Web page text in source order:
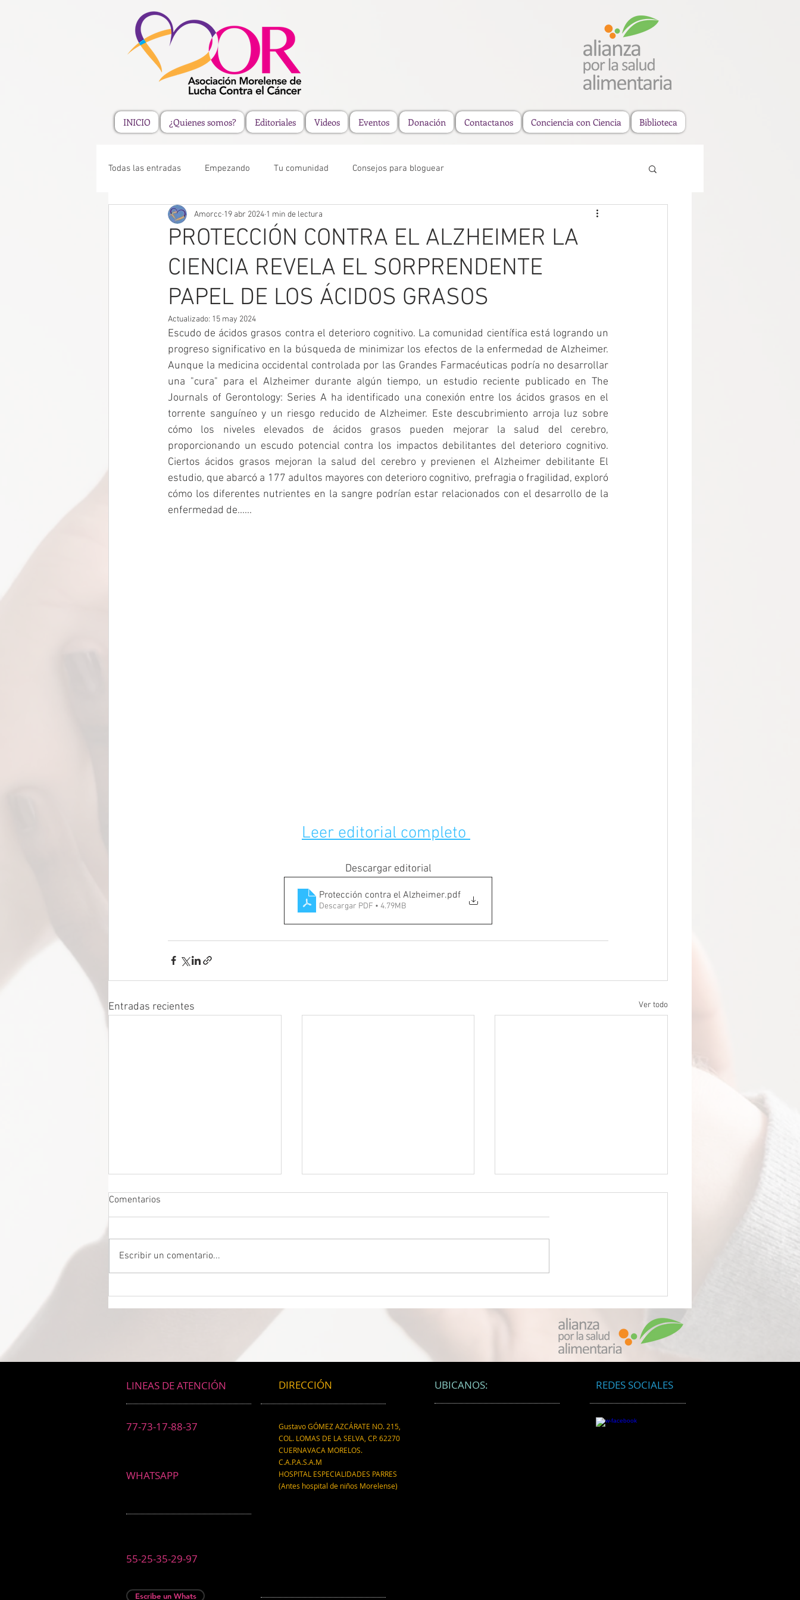
INICIO ¿Quienes somos? Editoriales Videos Eventos Donación Contactanos Conciencia con Ciencia Biblioteca
Todas las entradas Empezando Tu comunidad Consejos para bloguear
PROTECCIÓN CONTRA EL ALZHEIMER LA
CIENCIA REVELA EL SORPRENDENTE
PAPEL DE LOS ÁCIDOS GRASOS
Amorcc 19 abr 2024 1 min de lectura
Actualizado: 15 may 2024
Escudo de ácidos grasos contra el deterioro cognitivo. La comunidad científica está logrando un
progreso significativo en la búsqueda de minimizar los efectos de la enfermedad de Alzheimer.
Aunque la medicina occidental controlada por las Grandes Farmacéuticas podría no desarrollar
una "cura" para el Alzheimer durante algún tiempo, un estudio reciente publicado en The
Journals of Gerontology: Series A ha identificado una conexión entre los ácidos grasos en el
torrente sanguíneo y un riesgo reducido de Alzheimer. Este descubrimiento arroja luz sobre
cómo los niveles elevados de ácidos grasos pueden mejorar la salud del cerebro,
proporcionando un escudo potencial contra los impactos debilitantes del deterioro cognitivo.
Ciertos ácidos grasos mejoran la salud del cerebro y previenen el Alzheimer debilitante El
estudio, que abarcó a 177 adultos mayores con deterioro cognitivo, prefragia o fragilidad, exploró
cómo los diferentes nutrientes en la sangre podrían estar relacionados con el desarrollo de la
enfermedad de......
Leer editorial completo
Descargar editorial
Protección contra el Alzheimer.pdf
Descargar PDF • 4.79MB
Entradas recientes Ver todo
ser el máximo protector
cerebral, revela nuevo estudio
descubren que su
empaquetado de alimentos le
está envenenando con
partículas de plástico
microscópicas
Comentarios
Escribir un comentario...
LINEAS DE ATENCIÓN
77-73-17-88-37
WHATSAPP
DIRECCIÓN
Gustavo GÓMEZ AZCÁRATE NO. 215,
COL. LOMAS DE LA SELVA, CP. 62270
CUERNAVACA MORELOS.
C.A.P.A.S.A.M
HOSPITAL ESPECIALIDADES PARRES
(Antes hospital de niños Morelense)
55-25-35-29-97
UBICANOS: REDES SOCIALES
Escribe un Whats